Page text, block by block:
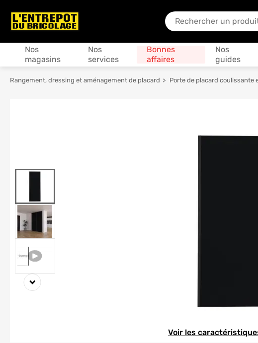
En quoi puis-je vous
Nos
magasins
Nos
services
Bonnes
affaires
Nos
guides
Rangement, dressing et aménagement de placard Porte de placard coulissante
Element 1 sur 3
Voir les